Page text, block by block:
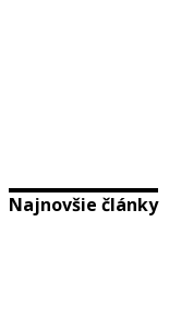
Najnovšie články